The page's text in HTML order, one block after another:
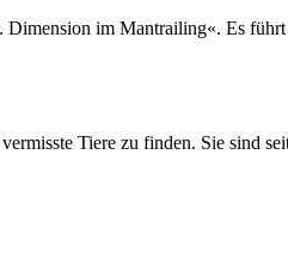
im Mantrailing«. Es
Tiere zu finden. Sie sind